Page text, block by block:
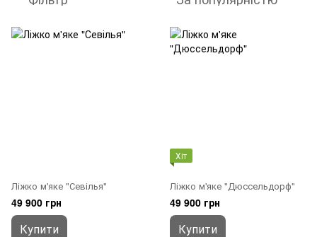
Ліжко м'яке "Севілья"
49 900 грн
Купити
Хіт
Ліжко м'яке "Дюссельдорф"
49 900 грн
Купити